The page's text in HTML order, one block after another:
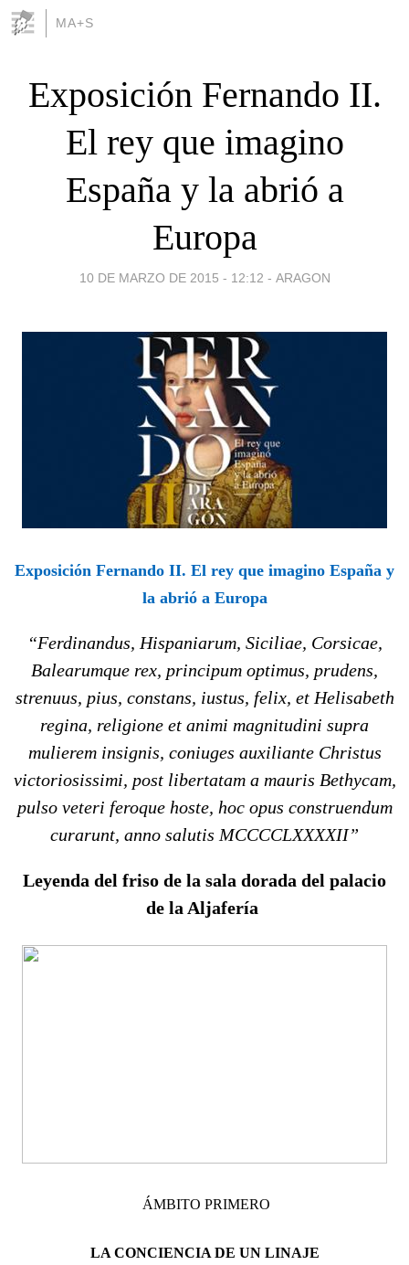
MA+S
Exposición Fernando II.
El rey que imagino
España y la abrió a
Europa
10 DE MARZO DE 2015 - 12:12 - ARAGON
Exposición Fernando II. El rey que imagino España y
la abrió a Europa
“Ferdinandus, Hispaniarum, Siciliae, Corsicae,
Balearumque rex, principum optimus, prudens,
strenuus, pius, constans, iustus, felix, et Helisabeth
regina, religione et animi magnitudini supra
mulierem insignis, coniuges auxiliante Christus
victoriosissimi, post libertatam a mauris Bethycam,
pulso veteri feroque hoste, hoc opus construendum
curarunt, anno salutis MCCCCLXXXXII”
Leyenda del friso de la sala dorada del palacio
de la Aljafería
ÁMBITO PRIMERO
LA CONCIENCIA DE UN LINAJE